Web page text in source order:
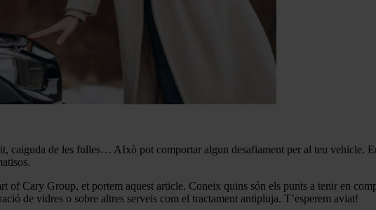
caiguda de les fulles… AIxò pot comportar algun desafiament per al teu vehicle.
of Cary Group, et portem aquest article. Coneix quins són els punts a tenir en
de vidres o sobre altres serveis com el tractament antipluja. T’esperem aviat!